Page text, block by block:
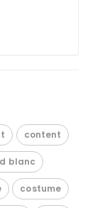
content
blanc
costume